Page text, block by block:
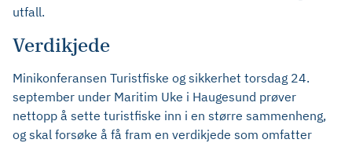
utfall.
Verdikjede
Minikonferansen Turistfiske og sikkerhet torsdag 24.
september under Maritim Uke i Haugesund prøver
nettopp å sette turistfiske inn i en større sammenheng,
og skal forsøke å få fram en verdikjede som omfatter